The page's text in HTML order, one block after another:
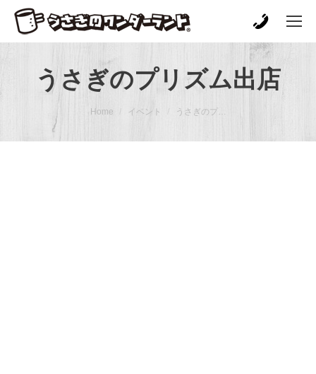
うさぎのプリズム出店
Home イベント うさぎのプ…